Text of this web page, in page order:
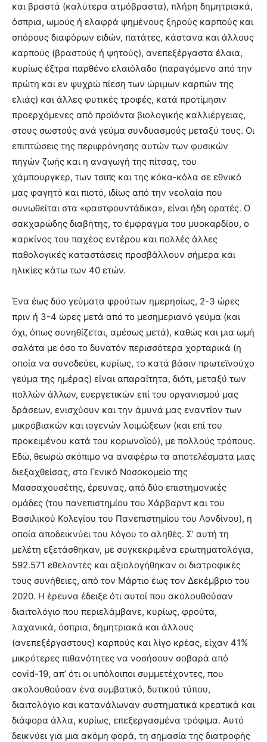
και βραστά (καλύτερα ατμόβραστα), πλήρη δημητριακά,
όσπρια, ωμούς ή ελαφρά ψημένους ξηρούς καρπούς και
σπόρους διαφόρων ειδών, πατάτες, κάστανα και άλλους
καρπούς (βραστούς ή ψητούς), ανεπεξέργαστα έλαια,
κυρίως έξτρα παρθένο ελαιόλαδο (παραγόμενο από την
πρώτη και εν ψυχρώ πίεση των ώριμων καρπών της
ελιάς) και άλλες φυτικές τροφές, κατά προτίμησιν
προερχόμενες από προϊόντα βιολογικής καλλιέργειας,
στους σωστούς ανά γεύμα συνδυασμούς μεταξύ τους. Οι
επιπτώσεις της περιφρόνησης αυτών των φυσικών
πηγών ζωής και η αναγωγή της πίτσας, του
χάμπουργκερ, των τσιπς και της κόκα-κόλα σε εθνικό
μας φαγητό και πιοτό, ιδίως από την νεολαία που
συνωθείται στα «φαστφουντάδικα», είναι ήδη ορατές. Ο
σακχαρώδης διαβήτης, το έμφραγμα του μυοκαρδίου, ο
καρκίνος του παχέος εντέρου και πολλές άλλες
παθολογικές καταστάσεις προσβάλλουν σήμερα και
ηλικίες κάτω των 40 ετών.
Ένα έως δύο γεύματα φρούτων ημερησίως, 2-3 ώρες
πριν ή 3-4 ώρες μετά από το μεσημεριανό γεύμα (και
όχι, όπως συνηθίζεται, αμέσως μετά), καθώς και μια ωμή
σαλάτα με όσο το δυνατόν περισσότερα χορταρικά (η
οποία να συνοδεύει, κυρίως, το κατά βάσιν πρωτεϊνούχο
γεύμα της ημέρας) είναι απαραίτητα, διότι, μεταξύ των
πολλών άλλων, ευεργετικών επί του οργανισμού μας
δράσεων, ενισχύουν και την άμυνά μας εναντίον των
μικροβιακών και ιογενών λοιμώξεων (και επί του
προκειμένου κατά του κορωνοϊού), με πολλούς τρόπους.
Εδώ, θεωρώ σκόπιμο να αναφέρω τα αποτελέσματα μιας
διεξαχθείσας, στο Γενικό Νοσοκομείο της
Μασσαχουσέτης, έρευνας, από δύο επιστημονικές
ομάδες (του πανεπιστημίου του Χάρβαρντ και του
Βασιλικού Κολεγίου του Πανεπιστημίου του Λονδίνου), η
οποία αποδεικνύει του λόγου το αληθές. Σ’ αυτή τη
μελέτη εξετάσθηκαν, με συγκεκριμένα ερωτηματολόγια,
592.571 εθελοντές και αξιολογήθηκαν οι διατροφικές
τους συνήθειες, από τον Μάρτιο έως τον Δεκέμβριο του
2020. Η έρευνα έδειξε ότι αυτοί που ακολουθούσαν
διαιτολόγιο που περιελάμβανε, κυρίως, φρούτα,
λαχανικά, όσπρια, δημητριακά και άλλους
(ανεπεξέργαστους) καρπούς και λίγο κρέας, είχαν 41%
μικρότερες πιθανότητες να νοσήσουν σοβαρά από
covid-19, απ’ ότι οι υπόλοιποι συμμετέχοντες, που
ακολουθούσαν ένα συμβατικό, δυτικού τύπου,
διαιτολόγιο και κατανάλωναν συστηματικά κρεατικά και
διάφορα άλλα, κυρίως, επεξεργασμένα τρόφιμα. Αυτό
δεικνύει για μια ακόμη φορά, τη σημασία της διατροφής